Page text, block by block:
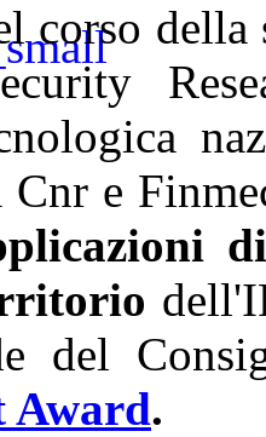
corso della
Cnr e
del
Award.